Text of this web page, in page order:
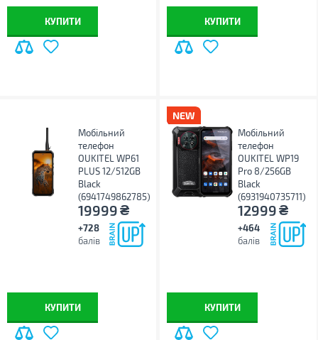
КУПИТИ КУПИТИ
Мобільний
телефон
OUKITEL WP61
PLUS 12/512GB
Black
(6941749862785)
19999₴
+728
балів
КУПИТИ
Мобільний
телефон
OUKITEL WP19
Pro 8/256GB
Black
(6931940735711)
12999₴
+464
балів
КУПИТИ